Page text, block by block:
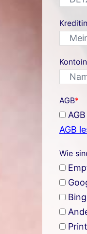
AGB*
AGB
Wie
Bing